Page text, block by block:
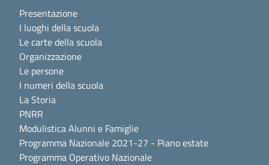
Presentazione
I luoghi della scuola
Le carte della scuola
Organizzazione
Le persone
I numeri della scuola
La Storia
PNRR
Modulistica Alunni e Famiglie
Programma Nazionale 2021-27 - Piano estate
Programma Operativo Nazionale